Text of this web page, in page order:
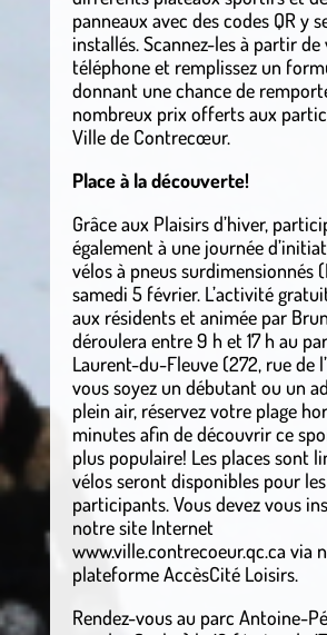
panneaux avec des codes QR y
installés. Scannez-les à partir
téléphone et remplissez un
donnant une chance de
nombreux prix offerts aux
Ville de Contrecœur.
Place à la découverte!
Grâce aux Plaisirs d’hiver,
également à une journée
vélos à pneus surdimensionnés
samedi 5 février. L’activité
aux résidents et animée par
déroulera entre 9 h et 17 h au
Laurent-du-Fleuve (272, rue de
vous soyez un débutant ou un
plein air, réservez votre plage
minutes afin de découvrir ce
plus populaire! Les places sont
vélos seront disponibles pour les
participants. Vous devez vous
notre site Internet
www.ville.contrecoeur.qc.ca via
plateforme AccèsCité Loisirs.
Rendez-vous au parc Antoine-